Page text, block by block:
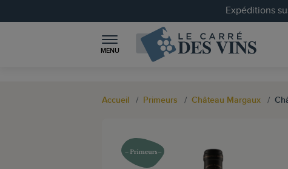
Expéditions
MENU
Accueil Primeurs Château Margaux